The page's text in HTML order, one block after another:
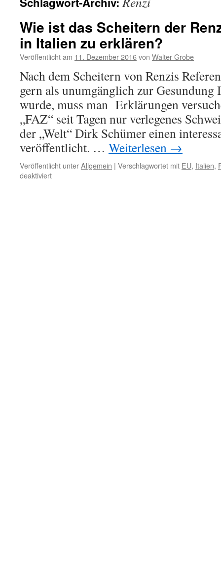
Wie ist das Scheitern der
in Italien zu erklären?
Veröffentlicht am 11. Dezember 2016von Walter Grobe
Nach dem Scheitern von Renzis
gern als unumgänglich zur Gesundung
wurde, muss man Erklärungen
„FAZ“ seit Tagen nur verlegenes
der „Welt“ Dirk Schümer einen
veröffentlicht. … Weiterlesen →
Veröffentlicht unterAllgemein | Verschlagwortet mit EU, Italien,
deaktiviertfür